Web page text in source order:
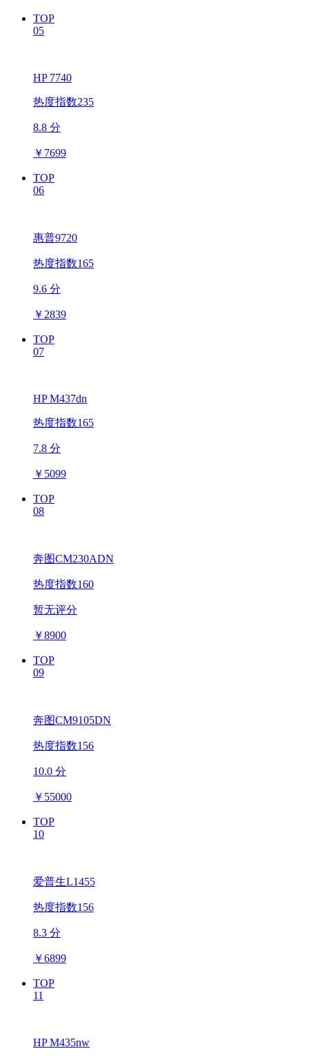
TOP
05
HP 7740
热度指数235
8.8 分
￥ 7699
TOP
06
惠普9720
热度指数165
9.6 分
￥ 2839
TOP
07
HP M437dn
热度指数165
7.8 分
￥ 5099
TOP
08
奔图CM230ADN
热度指数160
暂无评分
￥8900
TOP
09
奔图CM9105DN
热度指数156
10.0 分
￥ 55000
TOP
10
爱普生L1455
热度指数156
8.3 分
￥6899
TOP
11
HP M435nw